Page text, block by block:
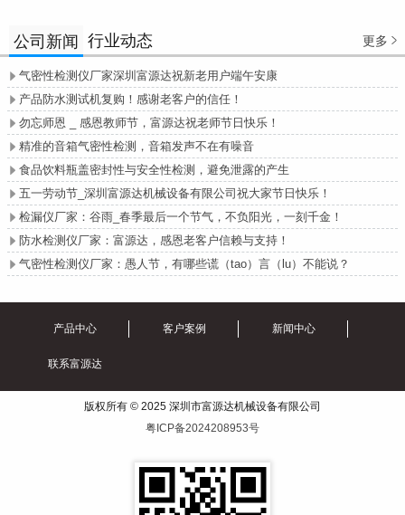
公司新闻 行业动态 更多 
 气密性检测仪厂家深圳富源达祝新老用户端午安康
 产品防水测试机复购！感谢老客户的信任！
 勿忘师恩 _ 感恩教师节，富源达祝老师节日快乐！
 精准的音箱气密性检测，音箱发声不在有噪音
 食品饮料瓶盖密封性与安全性检测，避免泄露的产生
 五一劳动节_深圳富源达机械设备有限公司祝大家节日快乐！
 检漏仪厂家：谷雨_春季最后一个节气，不负阳光，一刻千金！
 防水检测仪厂家：富源达，感恩老客户信赖与支持！
 气密性检测仪厂家：愚人节，有哪些谎（tao）言（lu）不能说？
产品中心 客户案例 新闻中心
联系富源达
版权所有 © 2025 深圳市富源达机械设备有限公司
粤ICP备2024208953号